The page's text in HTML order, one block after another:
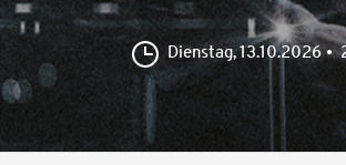
Dienstag, 13.10.2026